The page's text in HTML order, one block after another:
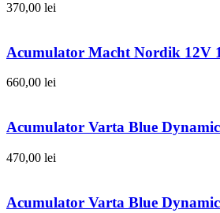
370,00 lei
Acumulator Macht Nordik 12V
660,00 lei
Acumulator Varta Blue
470,00 lei
Acumulator Varta Blue